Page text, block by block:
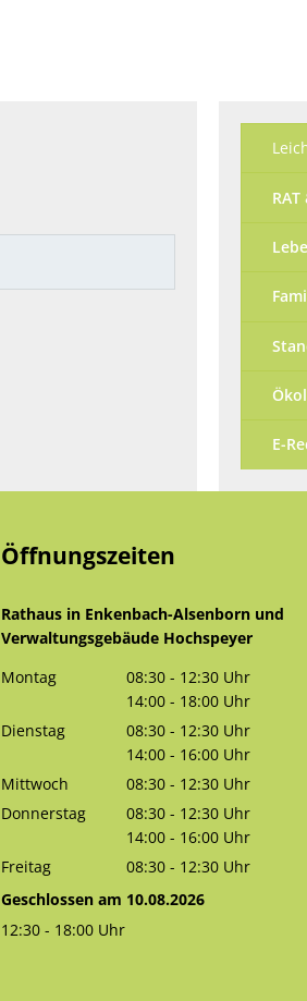
RAT
E-
Öffnungszeiten
Rathaus in Enkenbach-Alsenborn und
Verwaltungsgebäude Hochspeyer
Montag
08:30 - 12:30 Uhr
Von 08:30 bis 12:30 Uhr
14:00 - 18:00 Uhr
Von 14:00 bis 18:00 Uhr
Dienstag 08:30 - 12:30 Uhr
Von 08:30 bis 12:30 Uhr
14:00 - 16:00 Uhr
Von 14:00 bis 16:00 Uhr
Mittwoch 08:30 - 12:30 Uhr
Von 08:30 bis 12:30 Uhr
Donnerstag 08:30 - 12:30 Uhr
Von 08:30 bis 12:30 Uhr
14:00 - 16:00 Uhr
Von 14:00 bis 16:00 Uhr
Freitag 08:30 - 12:30 Uhr
Von 08:30 bis 12:30 Uhr
Geschlossen am 10.08.2026
12:30 - 18:00 Uhr